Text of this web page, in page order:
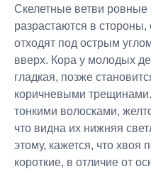
Скелетные ветви
разрастаются в стороны,
отходят под острым
вверх. Кора у молодых
гладкая, позже
коричневыми
тонкими волосками,
что видна их нижняя
этому, кажется, что хвоя
короткие, в отличие от